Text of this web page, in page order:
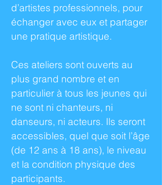
d’artistes professionnels, pour
échanger avec eux et partager
une pratique artistique.
Ces ateliers sont ouverts au
plus grand nombre et en
particulier à tous les jeunes qui
ne sont ni chanteurs, ni
danseurs, ni acteurs. Ils seront
accessibles, quel que soit l’âge
(de 12 ans à 18 ans), le niveau
et la condition physique des
participants.